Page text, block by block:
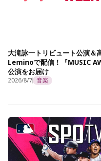
大滝詠一トリビュート公演
Leminoで配信！『MUSIC
公演をお届け
2026/8/7 音楽